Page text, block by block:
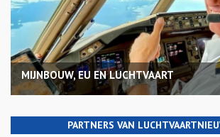
MIJNBOUW, EU EN LUCHTVAART
PARTNERS VAN